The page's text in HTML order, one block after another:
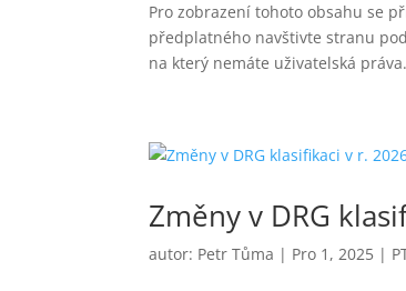
Pro zobrazení tohoto obsahu se
předplatného navštivte stranu
na který nemáte uživatelská
Změny v DRG
autor: Petr Tůma | Pro 1, 2025 |